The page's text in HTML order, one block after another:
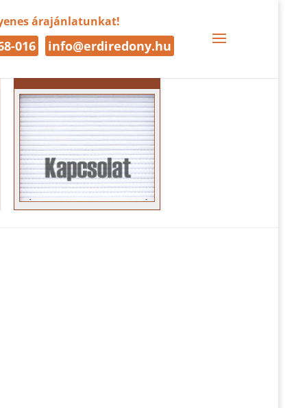
árajánlatunkat!
016 info@erdiredony.hu